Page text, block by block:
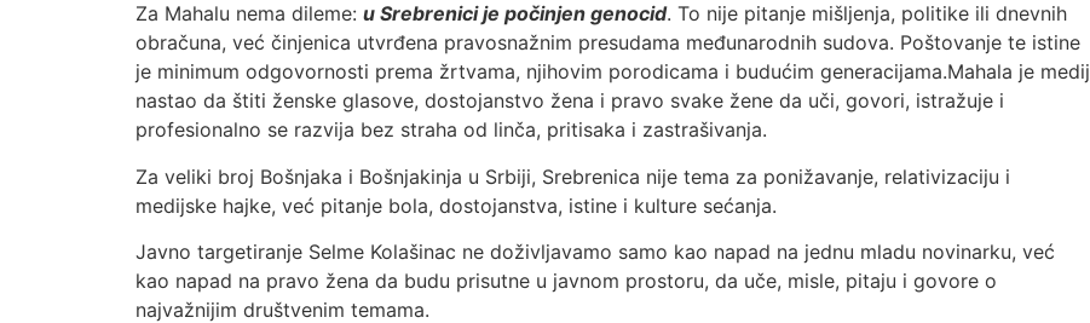
Za Mahalu nema dileme: u Srebrenici je počinjen genocid. To nije pitanje mišljenja, politike ili dnevnih
obračuna, već činjenica utvrđena pravosnažnim presudama međunarodnih sudova. Poštovanje te istine
je minimum odgovornosti prema žrtvama, njihovim porodicama i budućim generacijama.Mahala je medij
nastao da štiti ženske glasove, dostojanstvo žena i pravo svake žene da uči, govori, istražuje i
profesionalno se razvija bez straha od linča, pritisaka i zastrašivanja.
Za veliki broj Bošnjaka i Bošnjakinja u Srbiji, Srebrenica nije tema za ponižavanje, relativizaciju i
medijske hajke, već pitanje bola, dostojanstva, istine i kulture sećanja.
Javno targetiranje Selme Kolašinac ne doživljavamo samo kao napad na jednu mladu novinarku, već
kao napad na pravo žena da budu prisutne u javnom prostoru, da uče, misle, pitaju i govore o
najvažnijim društvenim temama.